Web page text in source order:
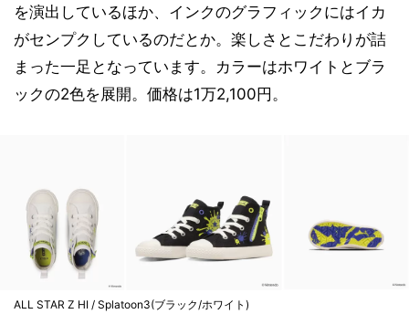
を演出しているほか、インクのグラフィックにはイカ
がセンプクしているのだとか。楽しさとこだわりが詰
まった一足となっています。カラーはホワイトとブラ
ックの2色を展開。価格は1万2,100円。
ALL STAR Z HI / Splatoon3(ブラック/ホワイト)